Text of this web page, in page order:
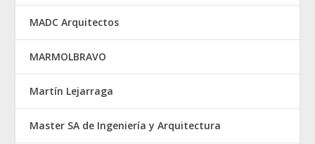
MADC Arquitectos
MARMOLBRAVO
Martín Lejarraga
Master SA de Ingeniería y Arquitectura